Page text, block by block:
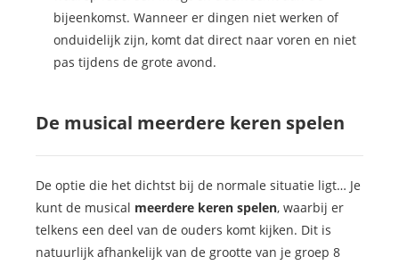
bijeenkomst. Wanneer er dingen niet werken of
onduidelijk zijn, komt dat direct naar voren en niet
pas tijdens de grote avond.
De musical meerdere keren spelen
De optie die het dichtst bij de normale situatie ligt… Je
kunt de musical meerdere keren spelen, waarbij er
telkens een deel van de ouders komt kijken. Dit is
natuurlijk afhankelijk van de grootte van je groep 8